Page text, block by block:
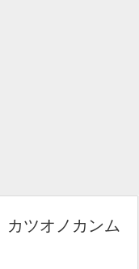
カツオノカンム